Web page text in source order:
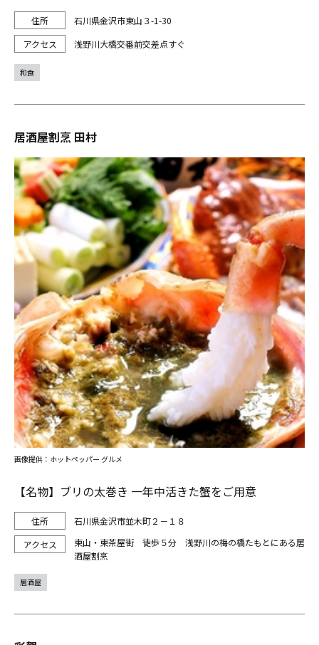
石川県金沢市東山３-1-30
浅野川大橋交番前交差点すぐ
和食
居酒屋割烹 田村
【名物】ブリの太巻き 一年中活きた蟹をご用意
石川県金沢市並木町２－１８
東山・東茶屋街 徒歩５分 浅野川の梅の橋たもとにある居
酒屋割烹
画像提供：ホットペッパー グルメ
居酒屋